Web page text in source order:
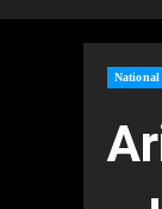
National